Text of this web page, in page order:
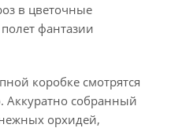
в цветочные
фантазии
коробке смотрятся
собранный
орхидей,